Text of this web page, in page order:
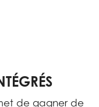
de gagner de